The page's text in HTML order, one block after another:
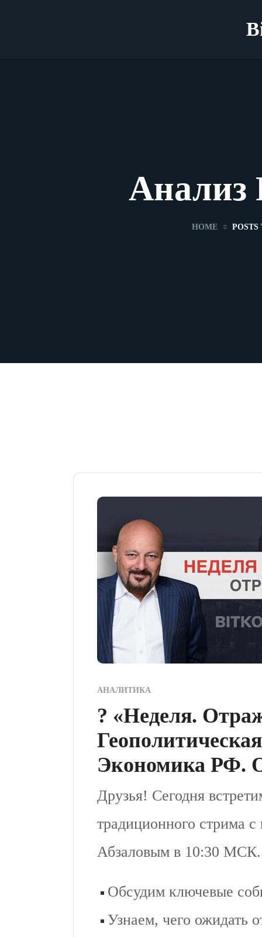
Анализ
HOME
АНАЛИТИКА
? «Неделя.
Экономика РФ.
Друзья! Сегодня
традиционного стрима
Абзаловым в 10:30 МСК.
Обсудим ключевые
Узнаем, чего ожидать